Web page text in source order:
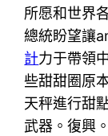
所愿和世界
總統盼望讓
計力于帶領
些甜甜圈原
天秤進行甜
武器。復興